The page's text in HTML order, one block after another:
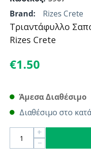
Τριαντάφυλλο
Rizes Crete
Brand: Rizes Crete
€1.50
Άμεσα Διαθέσιμο
Διαθέσιμο στο
+
−